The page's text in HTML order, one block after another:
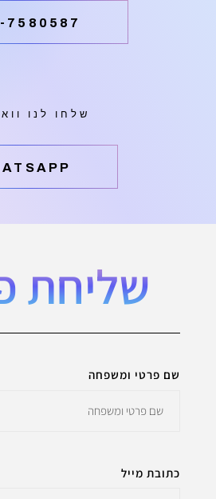
7580587
שלחו לנו
שליחת
שם פרטי ומשפחה
כתובת מייל